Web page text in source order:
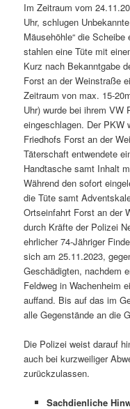
Im Zeitraum vom
Uhr, schlugen
Mäusehöhle“ die
stahlen eine Tüte mit
Kurz nach Bekanntgabe
Forst an der Weinstraße
Zeitraum von max. 15-
Uhr) wurde bei ihrem VW
eingeschlagen. Der PKW
Friedhofs Forst an der
Täterschaft entwendete
Handtasche samt Inhalt
Während den sofort
die Tüte samt
Ortseinfahrt Forst an der
durch Kräfte der Polizei
ehrlicher 74-Jähriger
sich am 25.11.2023,
Geschädigten, nachdem
Feldweg in Wachenheim
auffand. Bis auf das im
alle Gegenstände an die
Die Polizei weist darauf
auch bei kurzweiliger
zurückzulassen.
Sachdienliche